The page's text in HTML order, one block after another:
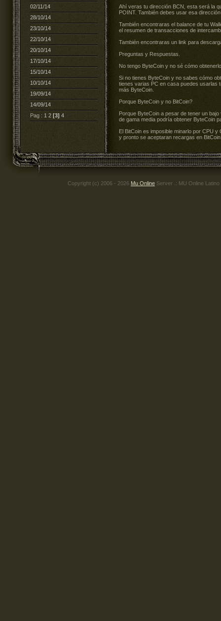
02/11/14
28/10/14
23/10/14
22/10/14
20/10/14
17/10/14
15/10/14
10/10/14
19/09/14
14/09/14
Pag : 1 2 [3] 4
Ahí veras tu dirección BCN, esta será la
POINT. También debes usar esa
También encontraras el balance de tu
el resumen de transacciones de
También encontraras un link para
Preguntas y Respuestas.
No tengo ByteCoin y no sé cómo
Si no tienes ByteCoin y no sabes cómo
tienes varias PC en casa puedes usarlas
más ByteCoin.
Porque ByteCoin y no BitCoin?
Porque ByteCoin a pesar de tener un
de gama media podría obtener ByteCoin
El BitCoin es imposible minarlo por CPU
y pronto se aceptaran recargas en
Copyright (c) 2006 - 2026 Mu Online Server .: MU Online